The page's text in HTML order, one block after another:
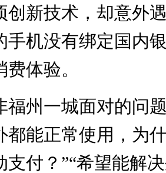
创新技术，却意外
手机没有绑定国内
体验。
州一城面对的问题
都能正常使用，为
支付？”“希望能解